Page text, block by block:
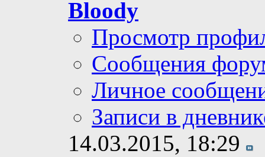
Bloody
Просмотр
Сообщения
Личное
Записи в
14.03.2015, 18:29